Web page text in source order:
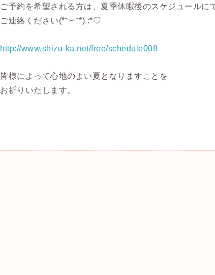
ご予約を希望される方は、夏季休暇後のスケジュールに
ご連絡ください(*˘︶˘*).:*♡
http://www.shizu-ka.net/free/schedule008
皆様によって心地のよい夏となりますことを
お祈りいたします。